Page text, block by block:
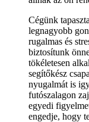
Cégünk
legnagyobb
rugalmas és
biztosítunk
tökéletesen
segítőkész
nyugalmát is
futószalagon
egyedi
engedje, hogy